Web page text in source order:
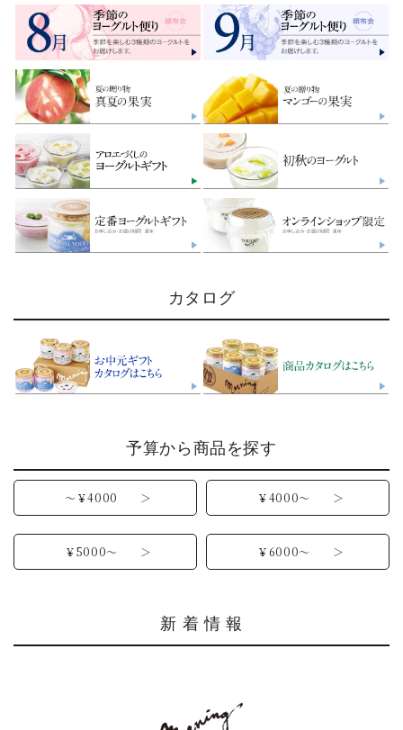
カタログ
予算から商品を探す
～￥4000 ＞ ￥4000～ ＞
￥5000～ ＞ ￥6000～ ＞
新 着 情 報